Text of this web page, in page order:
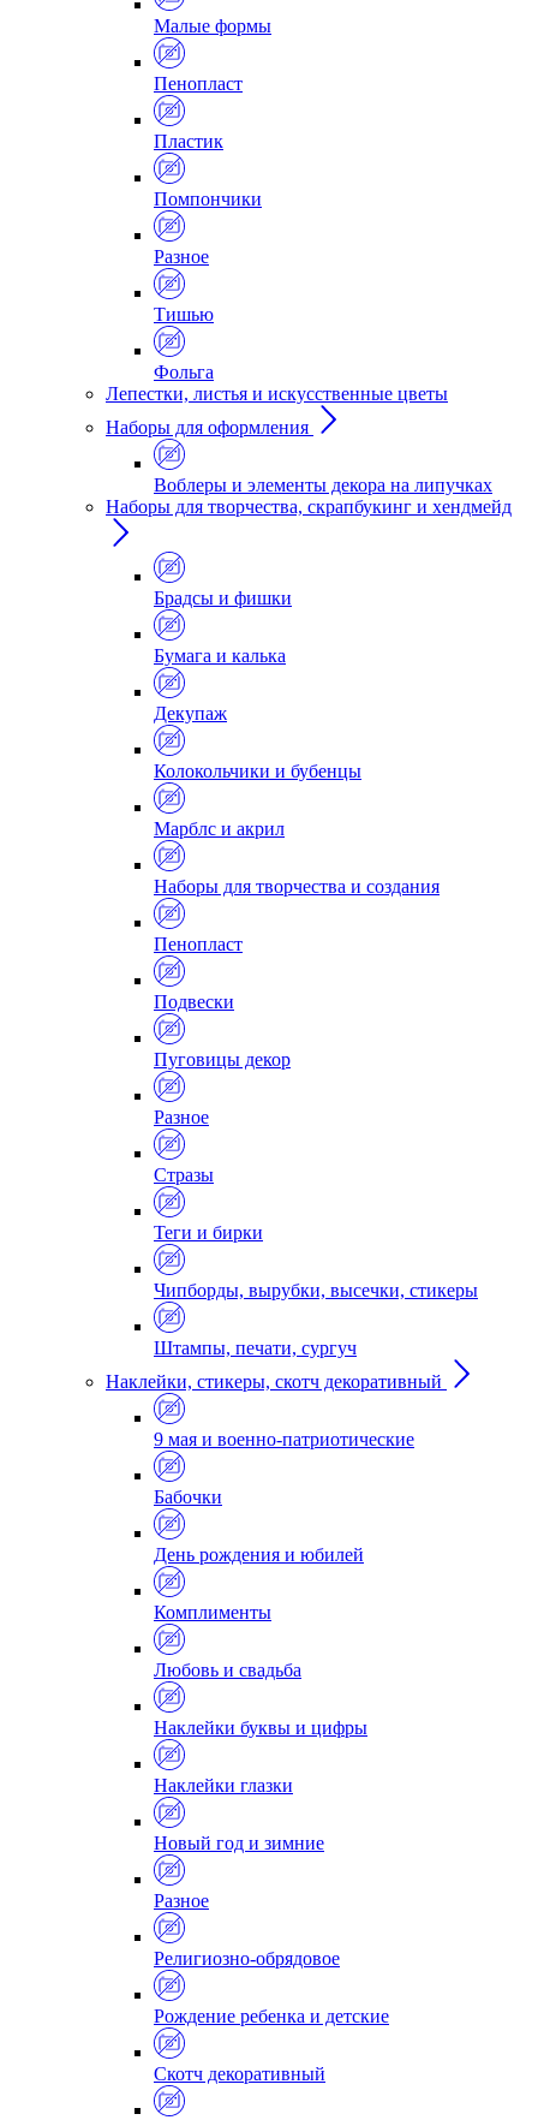
Малые формы
Пенопласт
Пластик
Помпончики
Разное
Тишью
Фольга
Лепестки, листья и искусственные цветы
Наборы для оформления
Воблеры и элементы декора на липучках
Наборы для творчества, скрапбукинг и хендмейд
Брадсы и фишки
Бумага и калька
Декупаж
Колокольчики и бубенцы
Марблс и акрил
Наборы для творчества и создания
Пенопласт
Подвески
Пуговицы декор
Разное
Стразы
Теги и бирки
Чипборды, вырубки, высечки, стикеры
Штампы, печати, сургуч
Наклейки, стикеры, скотч декоративный
9 мая и военно-патриотические
Бабочки
День рождения и юбилей
Комплименты
Любовь и свадьба
Наклейки буквы и цифры
Наклейки глазки
Новый год и зимние
Разное
Религиозно-обрядовое
Рождение ребенка и детские
Скотч декоративный